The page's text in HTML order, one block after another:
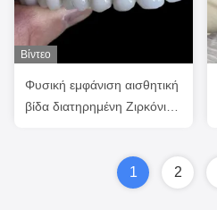
Βίντεο
Φυσική εμφάνιση αισθητική
βίδα διατηρημένη Ζιρκόνια
1 2